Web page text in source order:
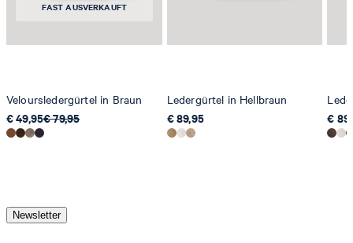
FAST AUSVERKAUFT
Veloursledergürtel in Braun
€ 49,95€ 79,95
Ledergürtel in Hellbraun
€ 89,95
€
Newsletter